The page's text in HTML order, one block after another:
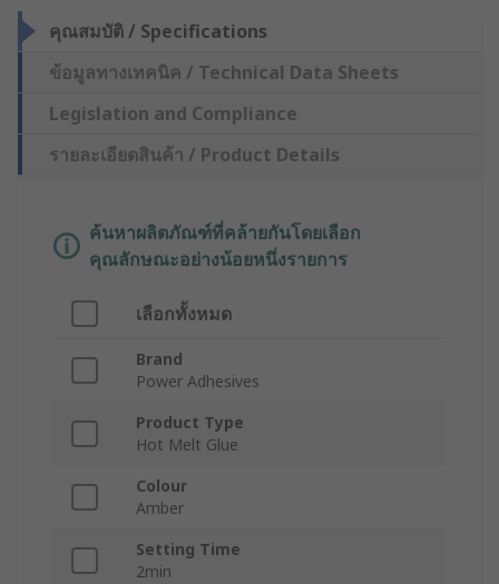
คุณสมบัติ / Specifications
ข้อมูลทางเทคนิค / Technical Data Sheets
Legislation and Compliance
รายละเอียดสินค้า / Product Details
ค้นหาผลิตภัณฑ์ที่คล้ายกันโดยเลือก
คุณลักษณะอย่างน้อยหนึ่งรายการ
เลือกทั้งหมด
Brand
Power Adhesives
Product Type
Hot Melt Glue
Colour
Amber
Setting Time
2min